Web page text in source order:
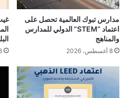
مدارس تبوك العالمية تحصل على
اعتماد “STEM” الدولي للمدارس
والمناهج
8 أغسطس، 2026 8